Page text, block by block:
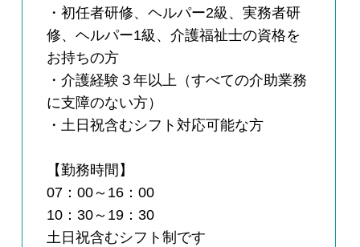
・初任者研修、ヘルパー2級、実務者研
修、ヘルパー1級、介護福祉士の資格を
お持ちの方
・介護経験３年以上（すべての介助業務
に支障のない方）
・土日祝含むシフト対応可能な方
【勤務時間】
07：00～16：00
10：30～19：30
土日祝含むシフト制です